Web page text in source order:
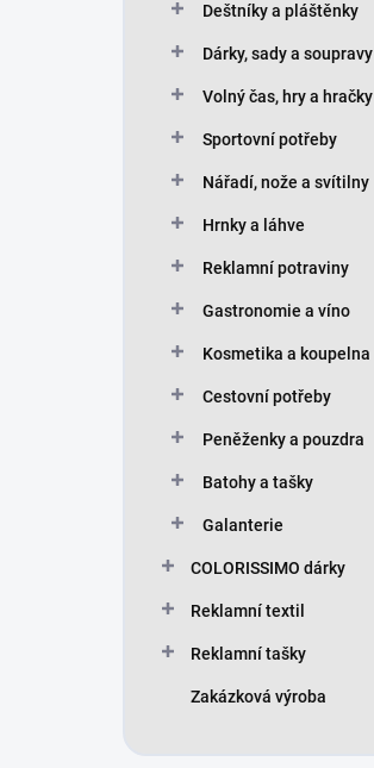
Deštníky a pláštěnky
Dárky, sady a soupravy
Volný čas, hry a hračky
Sportovní potřeby
Nářadí, nože a svítilny
Hrnky a láhve
Reklamní potraviny
Gastronomie a víno
Kosmetika a koupelna
Cestovní potřeby
Peněženky a pouzdra
Batohy a tašky
Galanterie
COLORISSIMO dárky
Reklamní textil
Reklamní tašky
Zakázková výroba